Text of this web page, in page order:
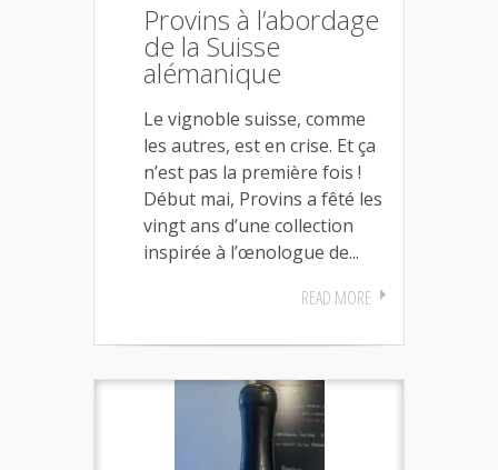
Provins à l’abordage
de la Suisse
alémanique
Le vignoble suisse, comme
les autres, est en crise. Et ça
n’est pas la première fois !
Début mai, Provins a fêté les
vingt ans d’une collection
inspirée à l’œnologue de...
READ MORE